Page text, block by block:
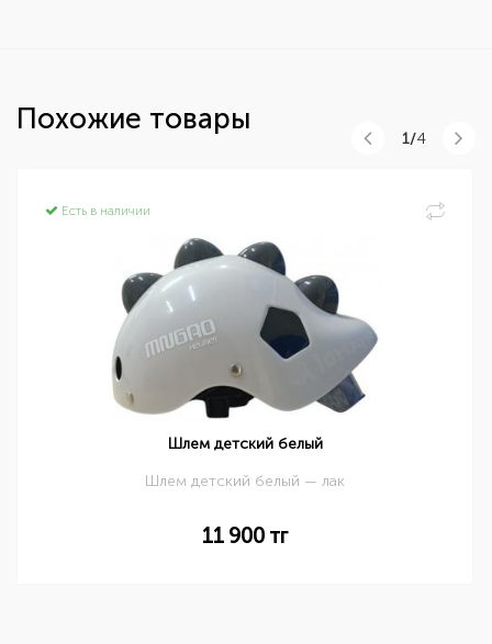
Похожие товары
Есть в наличии
Шлем детский белый
Шлем детский белый — лак
11 900 тг
1/4